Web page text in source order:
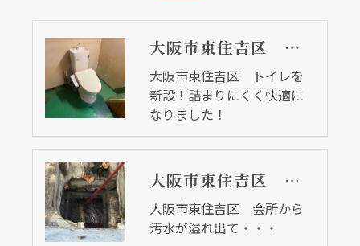
大阪市東住吉区 トイレを新設！詰まりにくく快適になりました！
大阪市東住吉区 トイレを
新設！詰まりにくく快適に
なりました！
大阪市東住吉区 会所から汚水が溢れ出て・・・
大阪市東住吉区 会所から
汚水が溢れ出て・・・